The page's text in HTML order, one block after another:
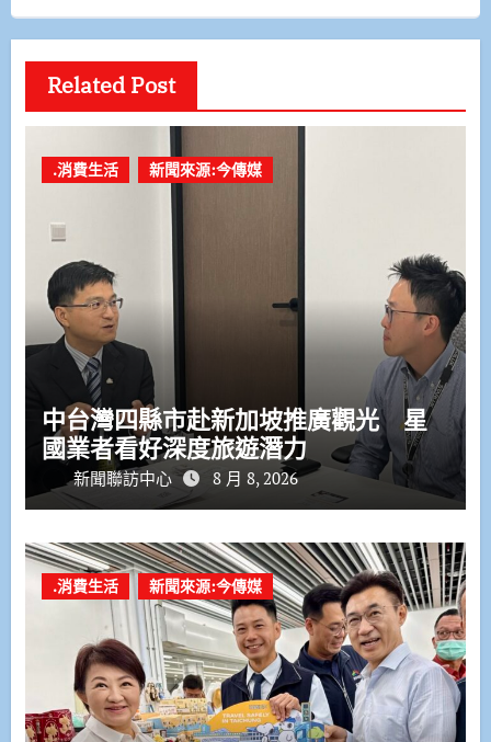
Related Post
.消費生活 新聞來源:今傳媒
中台灣四縣市赴新加坡推廣觀光 星
國業者看好深度旅遊潛力
新聞聯訪中心 8 月 8, 2026
.消費生活 新聞來源:今傳媒